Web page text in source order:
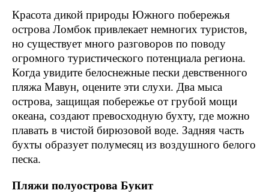
Красота дикой природы Южного побережья
острова Ломбок привлекает немногих туристов,
но существует много разговоров по поводу
огромного туристического потенциала региона.
Когда увидите белоснежные пески девственного
пляжа Мавун, оцените эти слухи. Два мыса
острова, защищая побережье от грубой мощи
океана, создают превосходную бухту, где можно
плавать в чистой бирюзовой воде. Задняя часть
бухты образует полумесяц из воздушного белого
песка.
Пляжи полуострова Букит